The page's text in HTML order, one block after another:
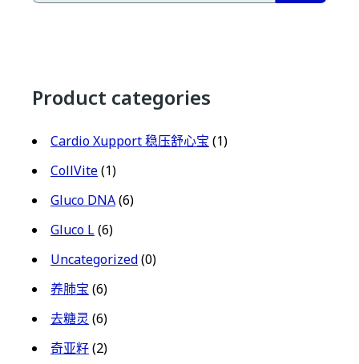
Product categories
Cardio Xupport 稳压舒心宝 (1)
CollVite(1)
Gluco DNA(6)
Gluco L(6)
Uncategorized(0)
养肺宝 (6)
去糖灵(6)
奇亚籽(2)